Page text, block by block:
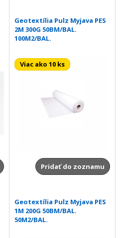
Geotextília Pulz Myjava PES
2M 300G 50BM/BAL.
100M2/BAL.
Viac ako 10 ks
Pridať do zoznamu
Geotextília Pulz Myjava PES
1M 200G 50BM/BAL.
50M2/BAL.